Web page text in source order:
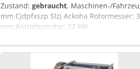
Zustand: gebraucht, Maschinen-/
mm Cjdpfxszp Slzj Ackoha Rotormesser:
mm Antriebsmotor: 22 kW